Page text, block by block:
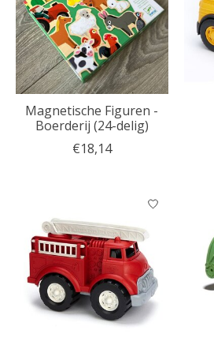
Magnetische Figuren -
Boerderij (24-delig)
€18,14